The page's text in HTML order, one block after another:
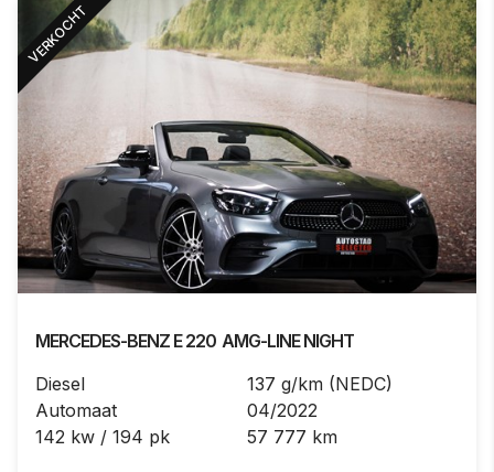
VERKOCHT
MERCEDES-BENZ E 220 AMG-LINE NIGHT
Diesel
Automaat
142 kw / 194 pk
137 g/km (NEDC)
04/2022
57 777 km